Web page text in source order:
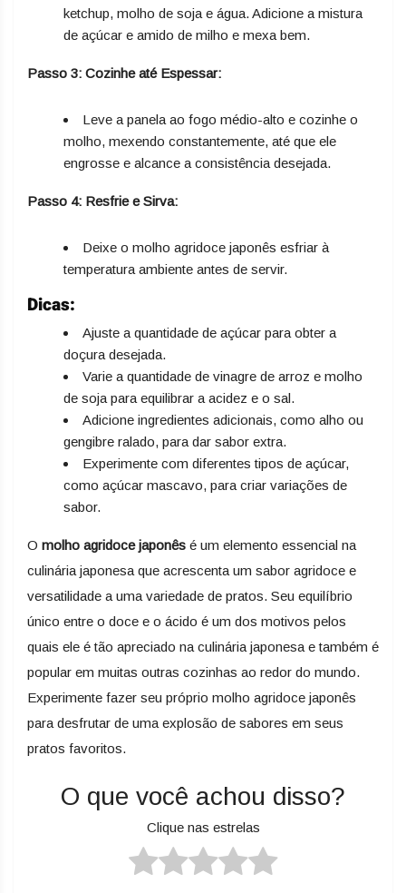
ketchup, molho de soja e água. Adicione a mistura
de açúcar e amido de milho e mexa bem.
Passo 3: Cozinhe até Espessar:
Leve a panela ao fogo médio-alto e cozinhe o
molho, mexendo constantemente, até que ele
engrosse e alcance a consistência desejada.
Passo 4: Resfrie e Sirva:
Deixe o molho agridoce japonês esfriar à
temperatura ambiente antes de servir.
Dicas:
Ajuste a quantidade de açúcar para obter a
doçura desejada.
Varie a quantidade de vinagre de arroz e molho
de soja para equilibrar a acidez e o sal.
Adicione ingredientes adicionais, como alho ou
gengibre ralado, para dar sabor extra.
Experimente com diferentes tipos de açúcar,
como açúcar mascavo, para criar variações de
sabor.
O molho agridoce japonês é um elemento essencial na
culinária japonesa que acrescenta um sabor agridoce e
versatilidade a uma variedade de pratos. Seu equilíbrio
único entre o doce e o ácido é um dos motivos pelos
quais ele é tão apreciado na culinária japonesa e também é
popular em muitas outras cozinhas ao redor do mundo.
Experimente fazer seu próprio molho agridoce japonês
para desfrutar de uma explosão de sabores em seus
pratos favoritos.
O que você achou disso?
Clique nas estrelas